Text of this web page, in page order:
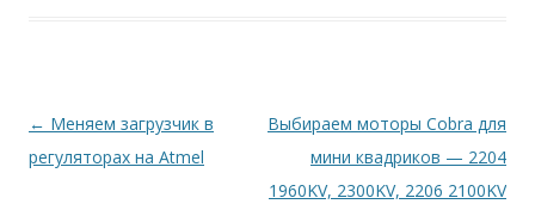
Навигация
по
← Меняем загрузчик в
регуляторах на Atmel
Выбираем моторы Cobra для
мини квадриков — 2204
1960KV, 2300KV, 2206 2100KV